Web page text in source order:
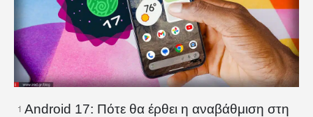
1 Android 17: Πότε θα έρθει η αναβάθμιση στη